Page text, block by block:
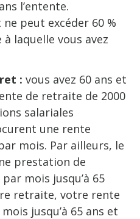
l’entente.
peut excéder 60 %
laquelle vous avez
: vous avez 60 ans et
de retraite de 2000
salariales
une rente
mois. Par ailleurs, le
prestation de
mois jusqu’à 65
retraite, votre rente
jusqu’à 65 ans et